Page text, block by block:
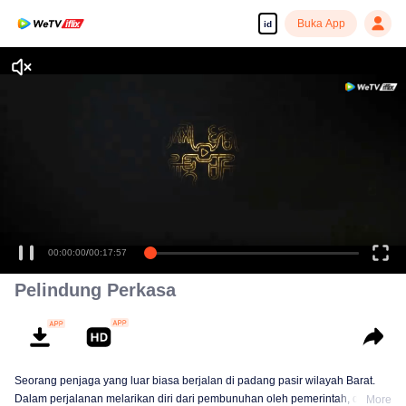
id Buka App
00:00:00/00:17:57
Pelindung Perkasa
Seorang penjaga yang luar biasa berjalan di padang pasir wilayah Barat.
Dalam perjalanan melarikan diri dari pembunuhan oleh pemerintah, diaMore